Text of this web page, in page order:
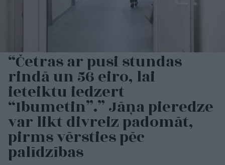
“Četras ar pusi stundas
rindā un 56 eiro, lai
ieteiktu iedzert
“Ibumetin”.” Jāņa pieredze
var likt divreiz padomāt,
pirms vērsties pēc
palīdzības